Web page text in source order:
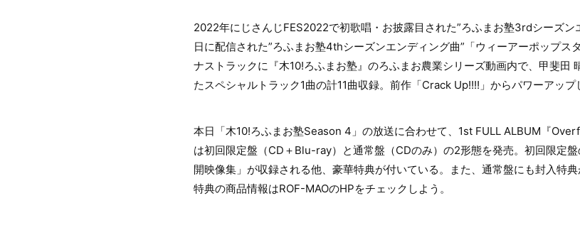
2022年にじさんじFES2022で初歌唱・お披露目された”ろふまお塾3rdシーズン
日に配信された”ろふまお塾4thシーズンエンディング曲”「ウィーアーポップス
ナストラックに『⽊10!ろふまお塾』のろふまお農業シリーズ動画内で、甲斐⽥
たスペシャルトラック1曲の計11曲収録。前作「Crack Up!!!!」からパワーアップ
本日「木10!ろふまお塾Season 4」の放送に合わせて、1st FULL ALBUM『
は初回限定盤（CD＋Blu-ray）と通常盤（CDのみ）の2形態を発売。初回限定
開映像集」が収録される他、豪華特典が付いている。また、通常盤にも封入特
特典の商品情報はROF-MAOのHPをチェックしよう。